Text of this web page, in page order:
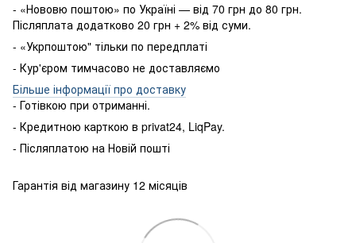
- «Нововю поштою» по Україні — від 70 грн до 80 грн.
Післяплата додатково 20 грн + 2% від суми.
- «Укрпоштою" тільки по передплаті
- Кур'єром тимчасово не доставляємо
Більше інформації про доставку
- Готівкою при отриманні.
- Кредитною карткою в privat24, LiqPay.
- Післяплатою на Новій пошті
Гарантія від магазину 12 місяців